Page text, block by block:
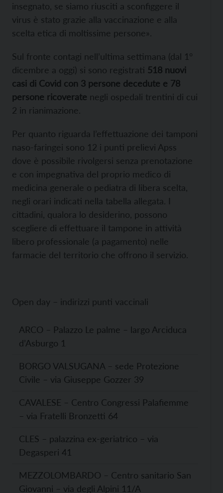
insegnato, se siamo riusciti a sconfiggere il
virus è stato grazie alla vaccinazione e alla
scelta etica di moltissime persone».
Sul fronte contagi nell’ultima settimana (dal 1°
dicembre a oggi) si sono registrati 518 nuovi
casi di Covid con 3 persone decedute e 78
persone ricoverate negli ospedali trentini di cui
2 in rianimazione.
Per quanto riguarda l’effettuazione dei tamponi
naso-faringei sono 12 i punti prelievi Apss
dove è possibile rivolgersi senza prenotazione
e con impegnativa del proprio medico di
medicina generale o pediatra di libera scelta,
negli orari indicati nella tabella allegata. I
cittadini, qualora lo desiderino, possono
scegliere di effettuare il tampone in attività
libero professionale (a pagamento) nelle
farmacie del territorio che offrono il servizio.
Open day – indirizzi punti vaccinali
ARCO – Palazzo Le palme – largo Arciduca
d’Asburgo 1
BORGO VALSUGANA – sede Protezione
Civile – via Giuseppe Gozzer 39
CAVALESE – Centro Congressi Palafiemme
– via Fratelli Bronzetti 64
CLES – palazzina ex-geriatrico – via
Degasperi 41
MEZZOLOMBARDO – Centro sanitario San
Giovanni – via degli Alpini 11/A